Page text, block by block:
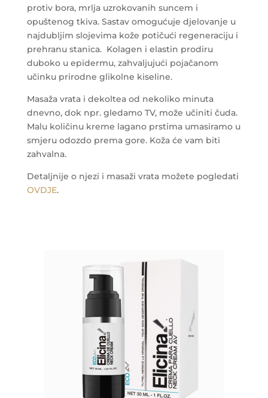
protiv bora, mrlja uzrokovanih suncem i
opuštenog tkiva. Sastav omogućuje djelovanje u
najdubljim slojevima kože potičući regeneraciju i
prehranu stanica. Kolagen i elastin prodiru
duboko u epidermu, zahvaljujući pojačanom
učinku prirodne glikolne kiseline.
Masaža vrata i dekoltea od nekoliko minuta
dnevno, dok npr. gledamo TV, može učiniti čuda.
Malu količinu kreme lagano prstima umasiramo u
smjeru odozdo prema gore. Koža će vam biti
zahvalna.
Detaljnije o njezi i masaži vrata možete pogledati
OVDJE.